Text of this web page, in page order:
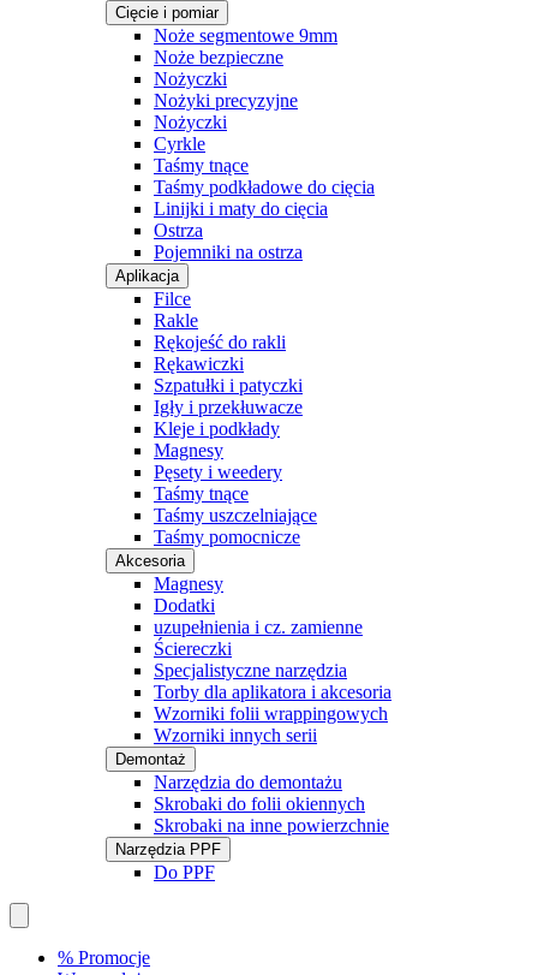
Cięcie i pomiar
Noże segmentowe 9mm
Noże bezpieczne
Nożyczki
Nożyki precyzyjne
Nożyczki
Cyrkle
Taśmy tnące
Taśmy podkładowe do cięcia
Linijki i maty do cięcia
Ostrza
Pojemniki na ostrza
Aplikacja
Filce
Rakle
Rękojeść do rakli
Rękawiczki
Szpatułki i patyczki
Igły i przekłuwacze
Kleje i podkłady
Magnesy
Pęsety i weedery
Taśmy tnące
Taśmy uszczelniające
Taśmy pomocnicze
Akcesoria
Magnesy
Dodatki
uzupełnienia i cz. zamienne
Ściereczki
Specjalistyczne narzędzia
Torby dla aplikatora i akcesoria
Wzorniki folii wrappingowych
Wzorniki innych serii
Demontaż
Narzędzia do demontażu
Skrobaki do folii okiennych
Skrobaki na inne powierzchnie
Narzędzia PPF
Do PPF
% Promocje